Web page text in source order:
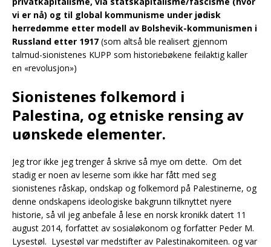
vi er nå) og til global kommunisme under jødisk
herredømme etter modell av Bolshevik-kommunismen i
Russland etter 1917 (som altså ble realisert gjennom
talmud-sionistenes KUPP som historiebøkene feilaktig kaller
en «revolusjon»)
Sionistenes folkemord i
Palestina, og etniske rensing av
uønskede elementer.
Jeg tror ikke jeg trenger å skrive så mye om dette. Om det
stadig er noen av leserne som ikke har fått med seg
sionistenes råskap, ondskap og folkemord på Palestinerne, og
denne ondskapens ideologiske bakgrunn tilknyttet nyere
historie, så vil jeg anbefale å lese en norsk kronikk datert 11
august 2014, forfattet av sosialøkonom og forfatter Peder M.
Lysestøl. Lysestøl var medstifter av Palestinakomiteen. og var